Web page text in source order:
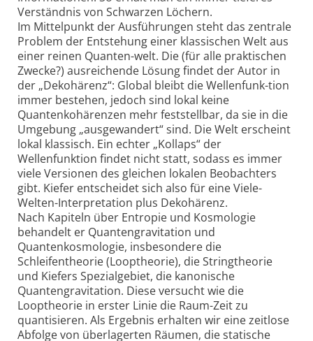
Verständnis von Schwarzen Löchern.
Im Mittelpunkt der Ausführungen steht das zentrale
Problem der Entstehung einer klassischen Welt aus
einer reinen Quanten-welt. Die (für alle praktischen
Zwecke?) ausreichende Lösung findet der Autor in
der „Dekohärenz“: Global bleibt die Wellenfunk-tion
immer bestehen, jedoch sind lokal keine
Quantenkohärenzen mehr feststellbar, da sie in die
Umgebung „ausgewandert“ sind. Die Welt erscheint
lokal klassisch. Ein echter „Kollaps“ der
Wellenfunktion findet nicht statt, sodass es immer
viele Versionen des gleichen lokalen Beobachters
gibt. Kiefer entscheidet sich also für eine Viele-
Welten-Interpretation plus Dekohärenz.
Nach Kapiteln über Entropie und Kosmologie
behandelt er Quantengravitation und
Quantenkosmologie, insbesondere die
Schleifentheorie (Looptheorie), die Stringtheorie
und Kiefers Spezialgebiet, die kanonische
Quantengravitation. Diese versucht wie die
Looptheorie in erster Linie die Raum-Zeit zu
quantisieren. Als Ergebnis erhalten wir eine zeitlose
Abfolge von überlagerten Räumen, die statische